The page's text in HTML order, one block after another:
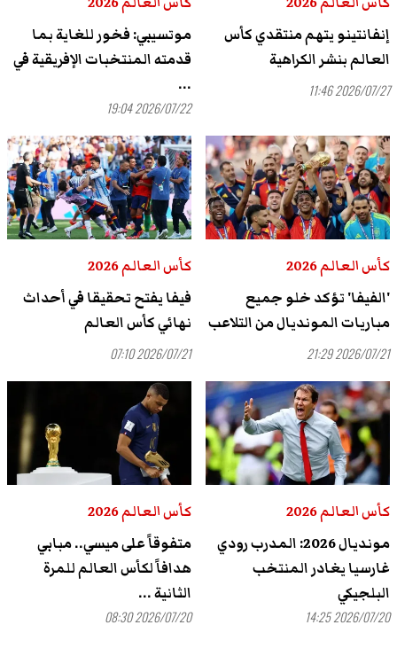
إنفانتينو يتهم منتقدي كأس
العالم بنشر الكراهية
2026/07/27 11:46
موتسيبي: فخور للغاية بما
قدمته المنتخبات الإفريقية في
...
2026/07/22 19:04
كأس العالم 2026
'الفيفا' تؤكد خلو جميع
مباريات المونديال من التلاعب
2026/07/21 21:29
كأس العالم 2026
فيفا يفتح تحقيقا في أحداث
نهائي كأس العالم
2026/07/21 07:10
كأس العالم 2026
مونديال 2026: المدرب رودي
غارسيا يغادر المنتخب
البلجيكي
2026/07/20 14:25
كأس العالم 2026
متفوقاً على ميسي.. مبابي
هدافاً لكأس العالم للمرة
الثانية ...
2026/07/20 08:30